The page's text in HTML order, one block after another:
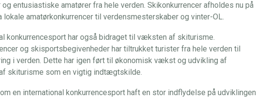
entusiastiske amatører fra hele verden. Skikonkurrencer afholdes nu på
amatørkonkurrencer til verdensmesterskaber og vinter-OL.
konkurrencesport har også bidraget til væksten af skiturisme.
og skisportsbegivenheder har tiltrukket turister fra hele verden til
i verden. Dette har igen ført til økonomisk vækst og udvikling af
skiturisme som en vigtig indtægtskilde.
en international konkurrencesport haft en stor indflydelse på udviklingen